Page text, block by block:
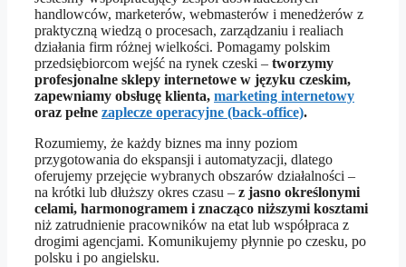
handlowców, marketerów, webmasterów i menedżerów z
praktyczną wiedzą o procesach, zarządzaniu i realiach
działania firm różnej wielkości. Pomagamy polskim
przedsiębiorcom wejść na rynek czeski – tworzymy
profesjonalne sklepy internetowe w języku czeskim,
zapewniamy obsługę klienta, marketing internetowy
oraz pełne zaplecze operacyjne (back-office).
Rozumiemy, że każdy biznes ma inny poziom
przygotowania do ekspansji i automatyzacji, dlatego
oferujemy przejęcie wybranych obszarów działalności –
na krótki lub dłuższy okres czasu – z jasno określonymi
celami, harmonogramem i znacząco niższymi kosztami
niż zatrudnienie pracowników na etat lub współpraca z
drogimi agencjami. Komunikujemy płynnie po czesku, po
polsku i po angielsku.